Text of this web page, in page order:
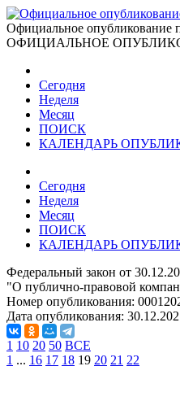
Официальное опубликование
ОФИЦИАЛЬНОЕ
Сегодня
Неделя
Месяц
ПОИСК
КАЛЕНДАРЬ
Сегодня
Неделя
Месяц
ПОИСК
КАЛЕНДАРЬ
Федеральный закон от
"О публично-правовой
Номер опубликования:
Дата опубликования:
1 10 20 50 ВСЕ
1 ... 16 17 18 19 20 21 22